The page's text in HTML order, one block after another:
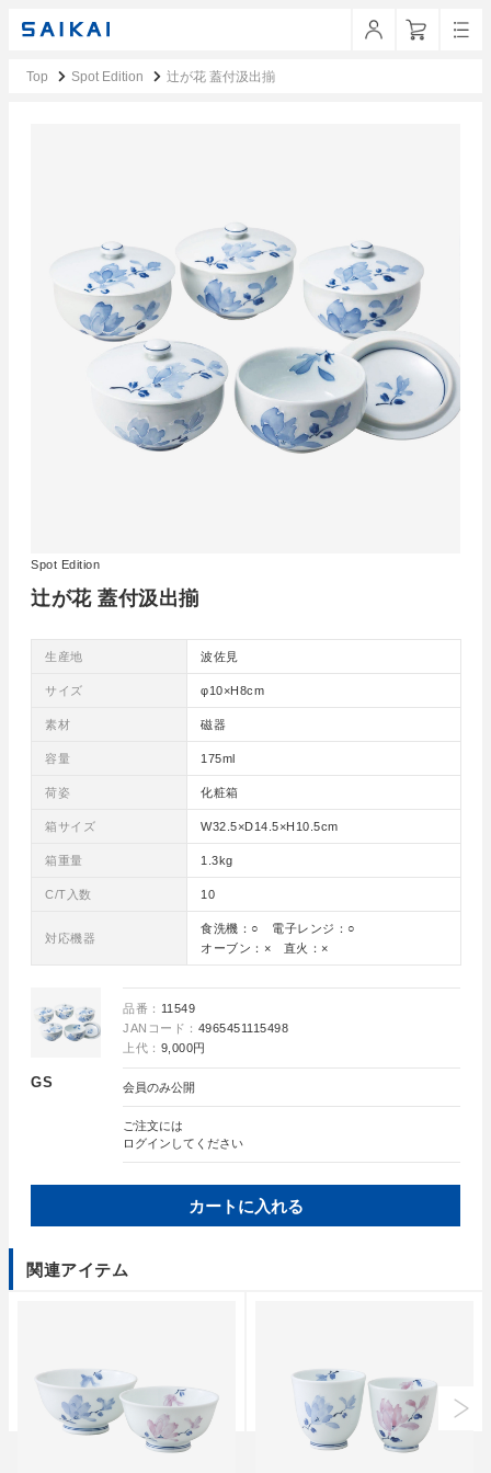
Top Spot Edition 辻が花 蓋付汲出揃
辻が花 蓋付汲出揃
Spot Edition
生産地 波佐見
サイズ φ10×H8cm
素材 磁器
容量 175ml
荷姿 化粧箱
箱サイズ W32.5×D14.5×H10.5cm
箱重量 1.3kg
C/T入数 10
対応機器
食洗機：○ 電子レンジ：○
オーブン：× 直火：×
GS
品番： 11549
JANコード： 4965451115498
上代： 9,000円
会員のみ公開
ご注文には
ログイン してください
カートに入れる
関連アイテム